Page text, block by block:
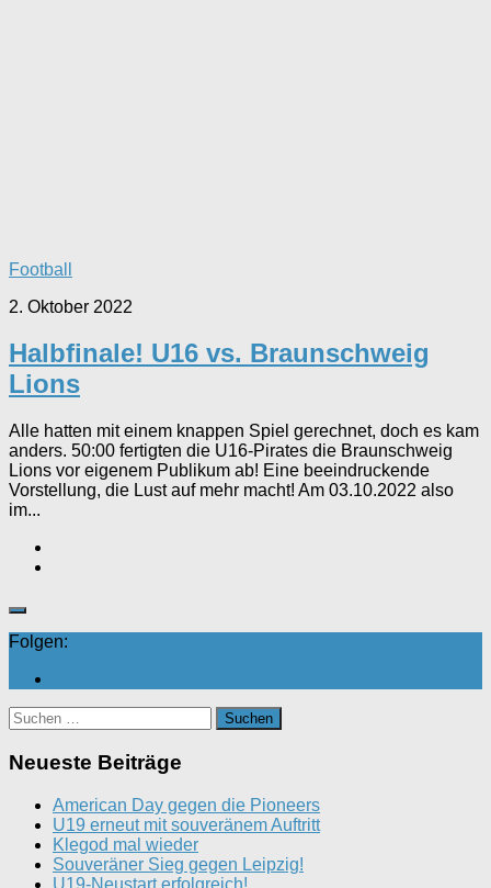
Football
2. Oktober 2022
Halbfinale! U16 vs. Braunschweig
Lions
Alle hatten mit einem knappen Spiel gerechnet, doch es kam
anders. 50:00 fertigten die U16-Pirates die Braunschweig
Lions vor eigenem Publikum ab! Eine beeindruckende
Vorstellung, die Lust auf mehr macht! Am 03.10.2022 also
im...
Folgen:
Suchen
nach:
Neueste Beiträge
American Day gegen die Pioneers
U19 erneut mit souveränem Auftritt
Klegod mal wieder
Souveräner Sieg gegen Leipzig!
U19-Neustart erfolgreich!